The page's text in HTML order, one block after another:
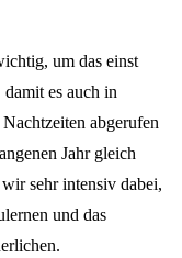
um das einst
es auch in
abgerufen
Jahr gleich
sehr intensiv dabei,
und das